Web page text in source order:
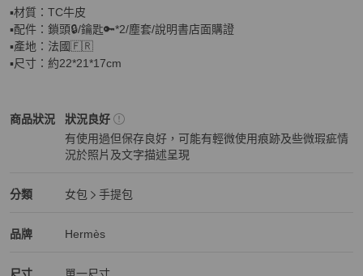
▪️材質：TC牛皮
▪️配件：鎖頭🔒/鑰匙🔑*2/塵套/說明書店面購證
▪️產地：法國🇫🇷
▪️尺寸：約22*21*17cm
商品狀況
Hermès女包商品狀態與細節
狀況良好
有使用過但保存良好，可能有輕微使用痕跡及些微瑕疵情
況於照片及文字描述呈現
分類
Hermès 女包分類資訊
女包
手提包
品牌
Hermès 精品女包品牌介紹
Hermès
Hermès 推薦清單